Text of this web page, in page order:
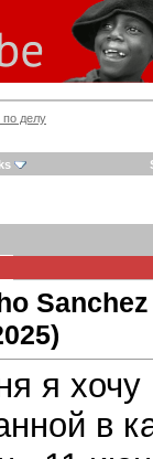
по делу
я
в